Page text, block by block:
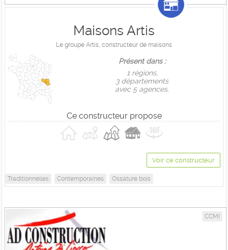
Maisons Artis
Le groupe Artis, constructeur de maisons
Présent dans :
1 règions,
3 départements
avec 5 agences.
Ce constructeur propose
Voir ce constructeur
Traditionnelles Contemporaines Ossature bois
CCMI